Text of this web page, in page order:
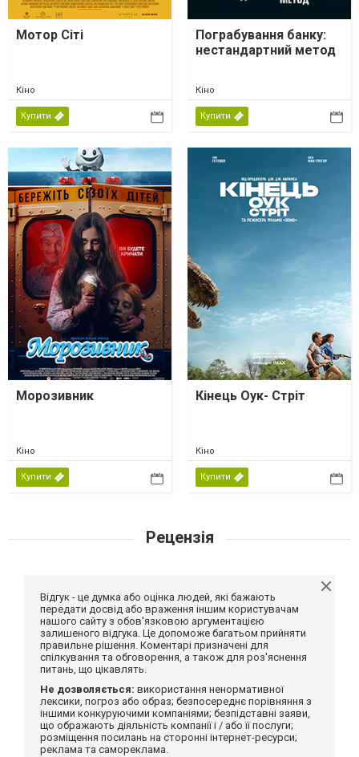
Мотор Сіті
Кіно
Купити
Пограбування банку:
нестандартний метод
Кіно
Купити
Морозивник
Кіно
Купити
Кінець Оук- Стріт
Кіно
Купити
Рецензія
Відгук - це думка або оцінка людей, які бажають
передати досвід або враження іншим користувачам
нашого сайту з обов'язковою аргументацією
залишеного відгука. Це допоможе багатьом прийняти
правильне рішення. Коментарі призначені для
спілкування та обговорення, а також для роз'яснення
питань, що цікавлять.
Не дозволяється: використання ненормативної
лексики, погроз або образ; безпосереднє порівняння з
іншими конкуруючими компаніями; безпідставні заяви,
що ображають діяльність компанії і / або її послуги;
розміщення посилань на сторонні інтернет-ресурси;
реклама та самореклама.